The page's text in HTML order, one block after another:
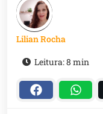
Lilian Rocha
Leitura: 8 min